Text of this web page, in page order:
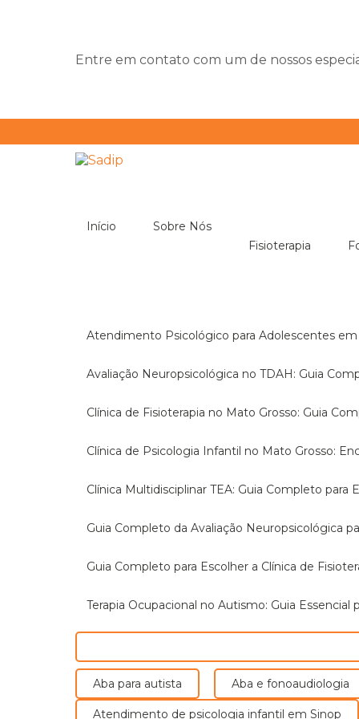
Entre em contato com um de nossos
Início
Sobre Nós
Fisioterapia
Atendimento Psicológico para Adolescentes
Avaliação Neuropsicológica no TDAH: Guia
Clínica de Fisioterapia no Mato Grosso: Guia
Clínica de Psicologia Infantil no Mato Grosso:
Clínica Multidisciplinar TEA: Guia Completo
Guia Completo da Avaliação Neuropsicológica
Guia Completo para Escolher a Clínica de
Terapia Ocupacional no Autismo: Guia Essencial
Aba para autista Aba e fonoaudiologia
Atendimento de psicologia infantil em Sinop